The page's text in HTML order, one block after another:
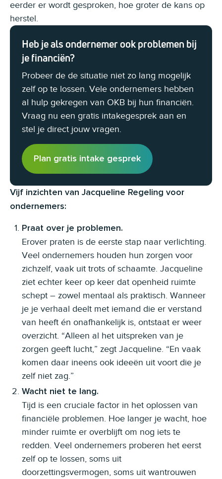
eerder er wordt gesproken, hoe groter de kans op
herstel.
Heb je als ondernemer ook problemen bij
je financiën?
Probeer de de situatie niet zo lang mogelijk
zelf op te lossen. Vele ondernemers hebben
al hulp gekregen van OKB bij hun financiën.
Vraag nu een gratis intakegesprek aan en
stel je direct jouw vragen.
Plan gratis intake gesprek
Vijf inzichten van Jacqueline Regeling voor
ondernemers:
Praat over je problemen.
Erover praten is de eerste stap naar verlichting.
Veel ondernemers houden hun zorgen voor
zichzelf, vaak uit trots of schaamte. Jacqueline
ziet echter keer op keer dat openheid ruimte
schept – zowel mentaal als praktisch. Wanneer
je je verhaal deelt met iemand die er verstand
van heeft én onafhankelijk is, ontstaat er weer
overzicht. “Alleen al het uitspreken van je
zorgen geeft lucht,” zegt Jacqueline. “En vaak
komen daar ineens ook ideeën uit voort die je
zelf niet zag.”
Wacht niet te lang.
Tijd is een cruciale factor in het oplossen van
financiële problemen. Hoe langer je wacht, hoe
minder ruimte er overblijft om nog iets te
redden. Veel ondernemers proberen het eerst
zelf op te lossen, soms uit
doorzettingsvermogen, soms uit wantrouwen